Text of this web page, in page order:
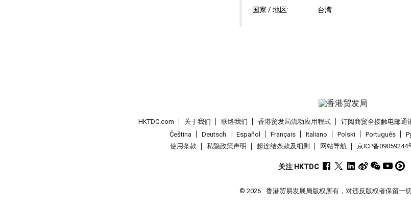
国家 / 地区: 台湾
HKTDC.com 关于我们 联络我们 香港贸发局流动应用程式 订阅商贸全接触电邮通
Čeština
Deutsch Español Français Italiano Polski Português
使用条款
私隐政策声明 超连结条款及细则 网站导航 京ICP备09059244
关注 HKTDC
© 2026 香港贸易发展局版权所有，对违反版权者保留一切